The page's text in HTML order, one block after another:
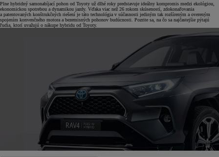
Plne hybridný samonabíjací pohon od Toyoty už dlhé roky predstavuje ideálny kompromis medzi ekológiou,
ekonomickou spotrebou a dynamikou jazdy. Vďaka viac než 26 rokom skúseností, zdokonaľovania
a patentovaných konštrukčných riešení je táto technológia v súčasnosti jediným tak rozšíreným a overeným
spojením konvenčného motora a bezemisných pohonov budúcnosti. Pozrite sa, na čo sa najčastejšie pýtajú
ľudia, ktorí uvažujú o nákupe hybridu od Toyoty.